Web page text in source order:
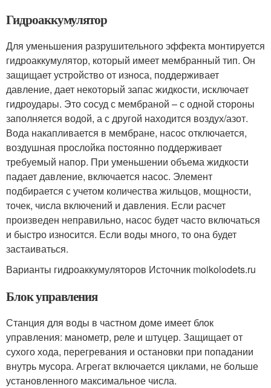
Гидроаккумулятор
Для уменьшения разрушительного эффекта монтируется
гидроаккумулятор, который имеет мембранный тип. Он
защищает устройство от износа, поддерживает
давление, дает некоторый запас жидкости, исключает
гидроудары. Это сосуд с мембраной – с одной стороны
заполняется водой, а с другой находится воздух/азот.
Вода накапливается в мембране, насос отключается,
воздушная прослойка постоянно поддерживает
требуемый напор. При уменьшении объема жидкости
падает давление, включается насос. Элемент
подбирается с учетом количества жильцов, мощности,
точек, числа включений и давления. Если расчет
произведен неправильно, насос будет часто включаться
и быстро износится. Если воды много, то она будет
застаиваться.
Варианты гидроаккумуляторов Источник moikolodets.ru
Блок управления
Станция для воды в частном доме имеет блок
управления: манометр, реле и штуцер. Защищает от
сухого хода, перегревания и остановки при попадании
внутрь мусора. Агрегат включается циклами, не больше
установленного максимальное числа.